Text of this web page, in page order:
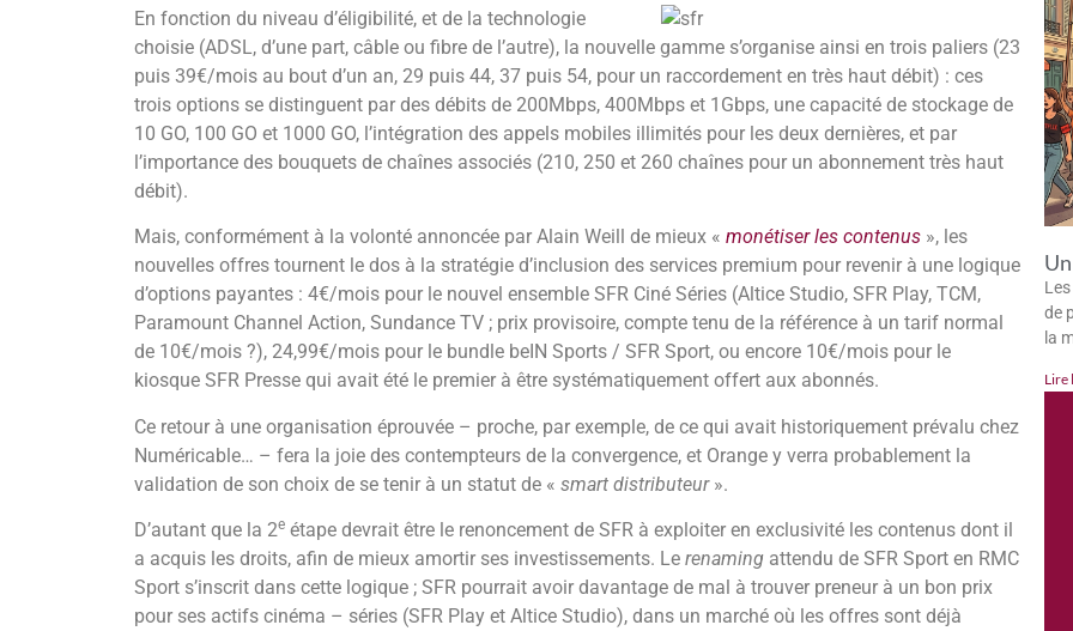
de
la
Lire
En fonction du niveau d’éligibilité, et de la technologie
choisie (ADSL, d’une part, câble ou fibre de l’autre), la nouvelle gamme s’organise ainsi en trois paliers (23
puis 39€/mois au bout d’un an, 29 puis 44, 37 puis 54, pour un raccordement en très haut débit) : ces
trois options se distinguent par des débits de 200Mbps, 400Mbps et 1Gbps, une capacité de stockage de
10 GO, 100 GO et 1000 GO, l’intégration des appels mobiles illimités pour les deux dernières, et par
l’importance des bouquets de chaînes associés (210, 250 et 260 chaînes pour un abonnement très haut
débit).
Mais, conformément à la volonté annoncée par Alain Weill de mieux «monétiser les contenus », les
nouvelles offres tournent le dos à la stratégie d’inclusion des services premium pour revenir à une logique
d’options payantes : 4€/mois pour le nouvel ensemble SFR Ciné Séries (Altice Studio, SFR Play, TCM,
Paramount Channel Action, Sundance TV ; prix provisoire, compte tenu de la référence à un tarif normal
de 10€/mois ?), 24,99€/mois pour le bundle beIN Sports / SFR Sport, ou encore 10€/mois pour le
kiosque SFR Presse qui avait été le premier à être systématiquement offert aux abonnés.
Ce retour à une organisation éprouvée – proche, par exemple, de ce qui avait historiquement prévalu chez
Numéricable… – fera la joie des contempteurs de la convergence, et Orange y verra probablement la
validation de son choix de se tenir à un statut de «smart distributeur».
D’autant que la 2e étape devrait être le renoncement de SFR à exploiter en exclusivité les contenus dont il
a acquis les droits, afin de mieux amortir ses investissements. Lerenaming attendu de SFR Sport en RMC
Sport s’inscrit dans cette logique ; SFR pourrait avoir davantage de mal à trouver preneur à un bon prix
pour ses actifs cinéma – séries (SFR Play et Altice Studio), dans un marché où les offres sont déjà